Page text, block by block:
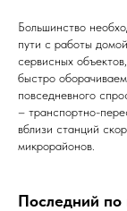
Большинство
пути с работы
сервисных
быстро
повседневного
– транспортно-
вблизи станций
микрорайонов.
Последний по